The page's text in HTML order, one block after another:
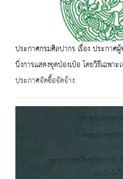
ประกาศกรมศิลปากร เรื่อง ประกาศ
นิ่งการเเสดงชุดป่องเป๋อ โดยวิธีเฉพาะ
ประกาศจัดซื้อจัดจ้าง